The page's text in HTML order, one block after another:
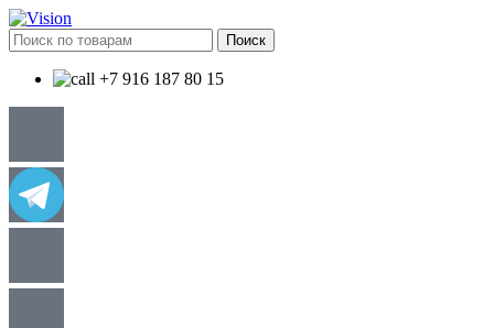
Поиск
+7 916 187 80 15